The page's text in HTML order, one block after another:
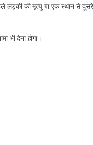
लड़की की मृत्यु या एक स्थान से
भी देना होगा।